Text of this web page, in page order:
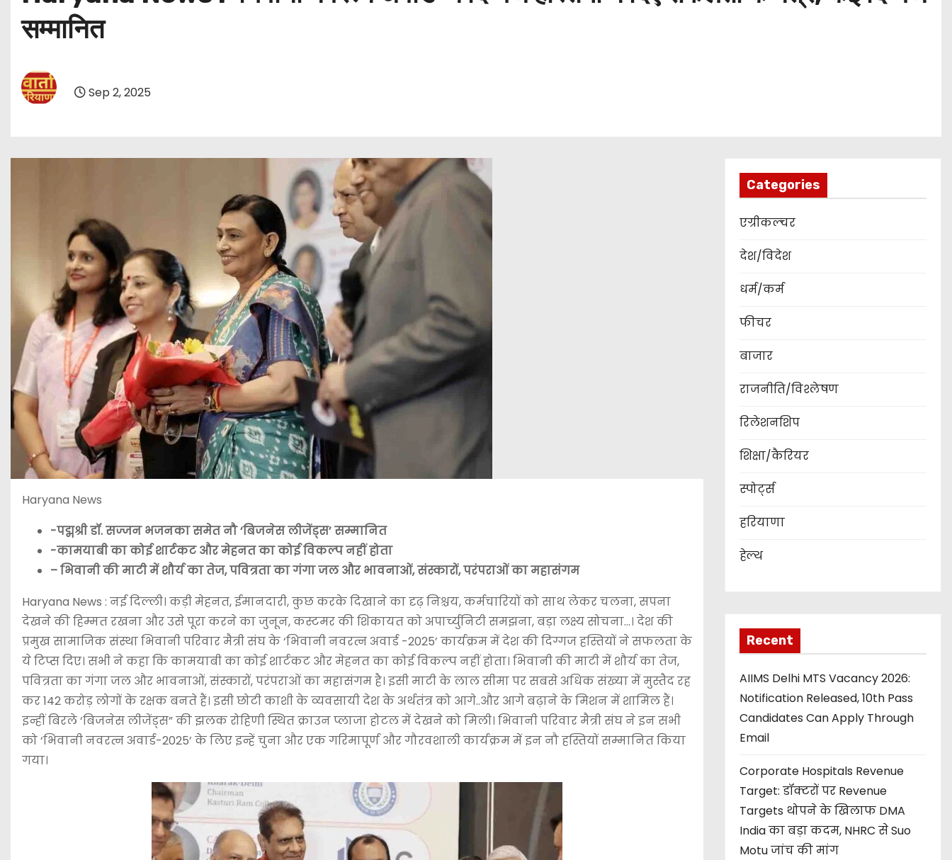
सम्मानित
Sep 2, 2025
Haryana News
-पद्मश्री डॉ. सज्जन भजनका समेत नौ ‘बिजनेस लीजेंड्स’ सम्मानित
-कामयाबी का कोई शार्टकट और मेहनत का कोई विकल्प नहीं होता
– भिवानी की माटी में शौर्य का तेज, पवित्रता का गंगा जल और भावनाओं, संस्कारों, परंपराओं का महासंगम
Haryana News : नई दिल्ली। कड़ी मेहनत, ईमानदारी, कुछ करके दिखाने का दृढ़ निश्चय, कर्मचारियों को साथ लेकर चलना, सपना
देखने की हिम्मत रखना और उसे पूरा करने का जुनून, कस्टमर की शिकायत को अपार्च्युनिटी समझना, बड़ा लक्ष्य सोचना…। देश की
प्रमुख सामाजिक संस्था भिवानी परिवार मैत्री संघ के ‘भिवानी नवरत्न अवार्ड -2025’ कार्यक्रम में देश की दिग्गज हस्तियों ने सफलता के
ये टिप्स दिए। सभी ने कहा कि कामयाबी का कोई शार्टकट और मेहनत का कोई विकल्प नहीं होता। भिवानी की माटी में शौर्य का तेज,
पवित्रता का गंगा जल और भावनाओं, संस्कारों, परंपराओं का महासंगम है। इसी माटी के लाल सीमा पर सबसे अधिक संख्या में मुस्तैद रह
कर 142 करोड़ लोगों के रक्षक बनते हैं। इसी छोटी काशी के व्यवसायी देश के अर्थतंत्र को आगे..और आगे बढ़ाने के मिशन में शामिल हैं।
इन्हीं बिरले ‘बिजनेस लीजेंड्स” की झलक रोहिणी स्थित क्राउन प्लाजा होटल में देखने को मिली। भिवानी परिवार मैत्री संघ ने इन सभी
को ‘भिवानी नवरत्न अवार्ड-2025’ के लिए इन्हें चुना और एक गरिमापूर्ण और गौरवशाली कार्यक्रम में इन नौ हस्तियों सम्मानित किया
गया।
Categories
एग्रीकल्चर
देश/विदेश
धर्म/कर्म
फीचर
बाजार
राजनीति/विश्लेषण
रिलेशनशिप
शिक्षा/कैरियर
स्पोर्ट्स
हरियाणा
हेल्थ
Recent
AIIMS Delhi MTS Vacancy 2026:
Notification Released, 10th Pass
Candidates Can Apply Through
Email
Corporate Hospitals Revenue
Target: डॉक्टरों पर Revenue
Targets थोपने के खिलाफ DMA
India का बड़ा कदम, NHRC से Suo
Motu जांच की मांग